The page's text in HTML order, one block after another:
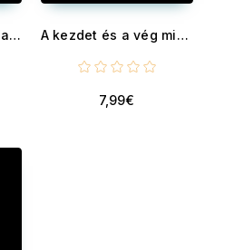
Başlangıç ve son, alan geçişleri olarak. - Doğumu ve ölümü başlangıç ve son olarak değil, kozmik bir sürecin geçişleri olarak yeniden düşünmek için bilim, felsefe ve bilinç arasında bir yolculuk. A kezdet és a vég mint mezőátmenetek. - Utazás a tudomány, a filozófia és a tudatosság világában, hogy a születést és a halált ne kezdetként és végként, hanem egy kozmikus folyamat átmeneteiként gondoljuk át.
7,99€